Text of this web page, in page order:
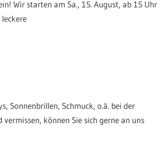
Wir starten am Sa., 15. August, ab 15 Uhr
Sonnenbrillen, Schmuck, o.ä. bei der
können Sie sich gerne an uns